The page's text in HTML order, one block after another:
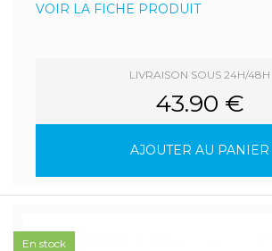
VOIR LA FICHE PRODUIT
LIVRAISON SOUS 24H/48H
43.90 €
AJOUTER AU PANIER
En stock